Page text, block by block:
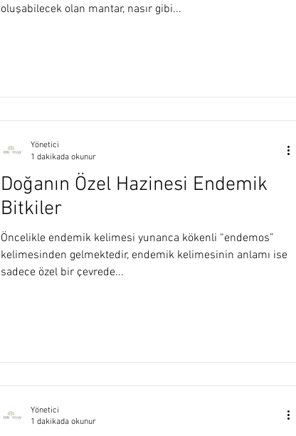
oluşabilecek olan mantar, nasır gibi...
Doğanın Özel Hazinesi Endemik
Bitkiler
Öncelikle endemik kelimesi yunanca kökenli “endemos”
kelimesinden gelmektedir, endemik kelimesinin anlamı ise
sadece özel bir çevrede...
Yönetici
1 dakikada okunur
Yönetici
1 dakikada okunur